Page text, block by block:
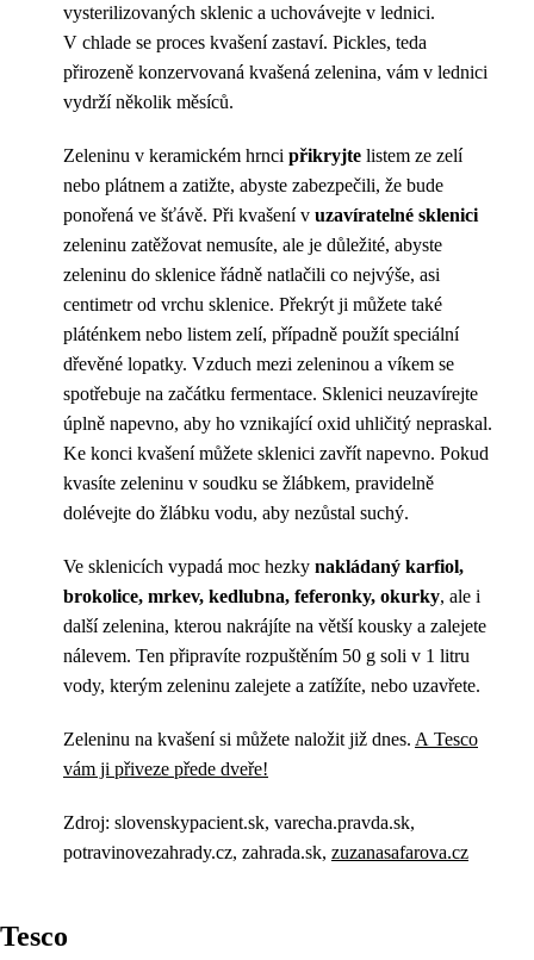
vysterilizovaných sklenic a uchovávejte v lednici.
V chlade se proces kvašení zastaví. Pickles, teda
přirozeně konzervovaná kvašená zelenina, vám v lednici
vydrží několik měsíců.
Zeleninu v keramickém hrnci přikryjte listem ze zelí
nebo plátnem a zatižte, abyste zabezpečili, že bude
ponořená ve šťávě. Při kvašení v uzavíratelné sklenici
zeleninu zatěžovat nemusíte, ale je důležité, abyste
zeleninu do sklenice řádně natlačili co nejvýše, asi
centimetr od vrchu sklenice. Překrýt ji můžete také
pláténkem nebo listem zelí, případně použít speciální
dřevěné lopatky. Vzduch mezi zeleninou a víkem se
spotřebuje na začátku fermentace. Sklenici neuzavírejte
úplně napevno, aby ho vznikající oxid uhličitý nepraskal.
Ke konci kvašení můžete sklenici zavřít napevno. Pokud
kvasíte zeleninu v soudku se žlábkem, pravidelně
dolévejte do žlábku vodu, aby nezůstal suchý.
Ve sklenicích vypadá moc hezky nakládaný karfiol,
brokolice, mrkev, kedlubna, feferonky, okurky, ale i
další zelenina, kterou nakrájíte na větší kousky a zalejete
nálevem. Ten připravíte rozpuštěním 50 g soli v 1 litru
vody, kterým zeleninu zalejete a zatížíte, nebo uzavřete.
Zeleninu na kvašení si můžete naložit již dnes. A Tesco
vám ji přiveze přede dveře!
Zdroj: slovenskypacient.sk, varecha.pravda.sk,
potravinovezahrady.cz, zahrada.sk, zuzanasafarova.cz
Tesco